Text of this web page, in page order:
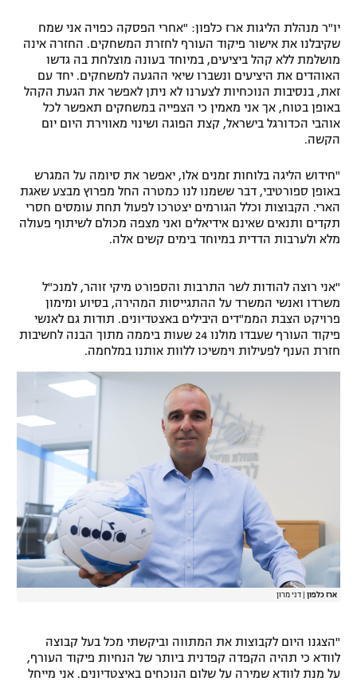
יו"ר מנהלת הליגות ארז כלפון: "אחרי הפסקה כפויה אני שמח
שקיבלנו את אישור פיקוד העורף לחזרת המשחקים. החזרה אינה
מושלמת ללא קהל ביציעים, במיוחד בעונה מוצלחת בה גדשו
האוהדים את היציעים ונשברו שיאי ההגעה למשחקים. יחד עם
זאת, בנסיבות הנוכחיות לצערנו לא ניתן לאפשר את הגעת הקהל
באופן בטוח, אך אני מאמין כי הצפייה במשחקים תאפשר לכל
אוהבי הכדורגל בישראל, קצת הפוגה ושינוי מאווירת היום יום
הקשה.
"חידוש הליגה בלוחות זמנים אלו, יאפשר את סיומה על המגרש
באופן ספורטיבי, דבר ששמנו לנו כמטרה החל מפרוץ מבצע שאגת
הארי. הקבוצות וכלל הגורמים יצטרכו לפעול תחת עומסים חסרי
תקדים ותנאים שאינם אידיאלים ואני מצפה מכולם לשיתוף פעולה
מלא ולערבות הדדית במיוחד בימים קשים אלה.
"אני רוצה להודות לשר התרבות והספורט מיקי זוהר, למנכ"ל
משרדו ואנשי המשרד על ההתגייסות המהירה, בסיוע ומימון
פרויקט הצבת הממ"דים היבילים באצטדיונים. תודות גם לאנשי
פיקוד העורף שעבדו מולנו 24 שעות ביממה מתוך הבנה לחשיבות
חזרת הענף לפעילות וימשיכו ללוות אותנו במלחמה.
ארז כלפון דני מרון
"הצגנו היום לקבוצות את המתווה וביקשתי מכל בעל קבוצה
לוודא כי תהיה הקפדה קפדנית ביותר של הנחיות פיקוד העורף,
על מנת לוודא שמירה על שלום הנוכחים באיצטדיונים. אני מייחל